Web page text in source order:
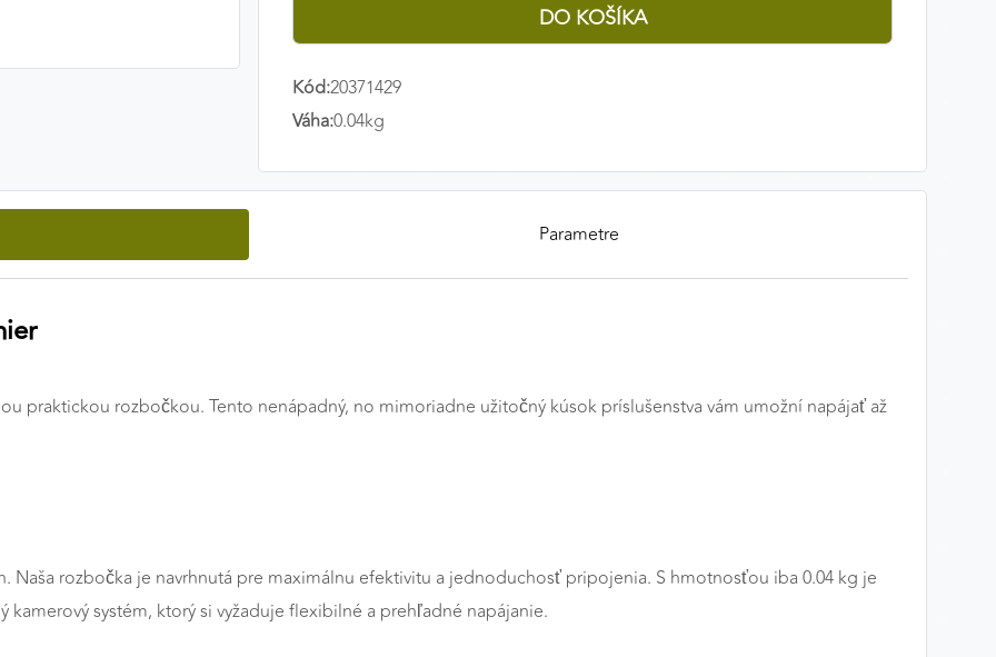
Kód:20371429
Váha:0.04kg
Parametre
praktickou rozbočkou. Tento nenápadný, no mimoriadne užitočný kúsok príslušenstva vám umožní napájať až
Naša rozbočka je navrhnutá pre maximálnu efektivitu a jednoduchosť pripojenia. S hmotnosťou iba 0.04 kg je
systém, ktorý si vyžaduje flexibilné a prehľadné napájanie.